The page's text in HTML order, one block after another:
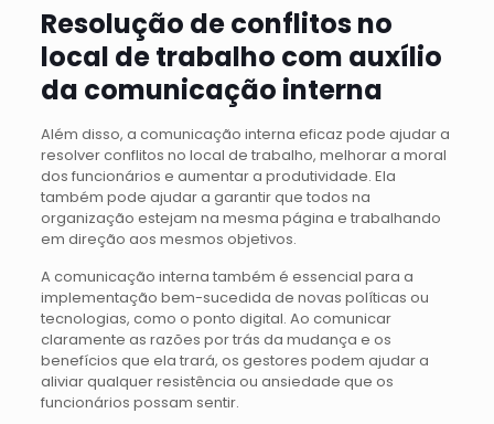
Resolução de conflitos no
local de trabalho com auxílio
da comunicação interna
Além disso, a comunicação interna eficaz pode ajudar a
resolver conflitos no local de trabalho, melhorar a moral
dos funcionários e aumentar a produtividade. Ela
também pode ajudar a garantir que todos na
organização estejam na mesma página e trabalhando
em direção aos mesmos objetivos.
A comunicação interna também é essencial para a
implementação bem-sucedida de novas políticas ou
tecnologias, como o ponto digital. Ao comunicar
claramente as razões por trás da mudança e os
benefícios que ela trará, os gestores podem ajudar a
aliviar qualquer resistência ou ansiedade que os
funcionários possam sentir.